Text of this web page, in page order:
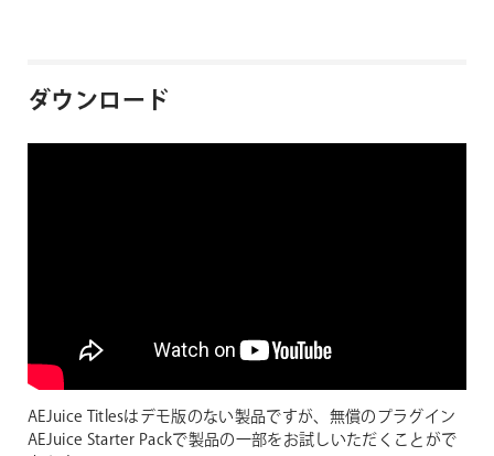
ダウンロード
AEJuice Titlesはデモ版のない製品ですが、無償のプラグイン
AEJuice Starter Packで製品の一部をお試しいただくことがで